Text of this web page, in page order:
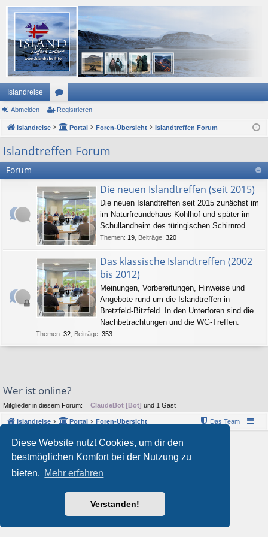
Diese Website nutzt Cookies, um dir den
bestmöglichen Komfort bei der Nutzung zu
bieten. Mehr erfahren
Verstanden!
Islandreise
or
en
Abmelden Registrieren
Islandreise Portal Foren-Übersicht Islandtreffen Forum
Islandtreffen Forum
Forum
Die neuen Islandtreffen (seit 2015)
Die neuen Islandtreffen seit 2015 zunächst im
im Naturfreundehaus Kohlhof und später im
Schullandheim des türingischen Schirnrod.
Themen: 19 Beiträge: 320
Das klassische Islandtreffen (2002
bis 2012)
Meinungen, Vorbereitungen, Hinweise und
Angebote rund um die Islandtreffen in
Bretzfeld-Bitzfeld. In den Unterforen sind die
Nachbetrachtungen und die WG-Treffen.
Themen: 32 Beiträge: 353
Wer ist online?
Mitglieder in diesem Forum: ClaudeBot [Bot] und 1 Gast
Islandreise Portal Foren-Übersicht Das Team
© 1997-2026 by Island - einfach anders!
Powered by
phpBB ® Forum Software © phpBB Limited
Deutsche Übersetzung durch